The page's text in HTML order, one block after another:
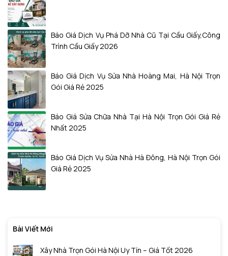
Bài Viết Mới
Xây Nhà Trọn Gói Hà Nội Uy Tín – Giá Tốt 2026
Báo Giá Dịch Vụ Phá Dỡ Nhà Cũ Tại Cầu Giấy,Công
Trình Cầu Giấy 2026
Báo Giá Dịch Vụ Sửa Nhà Hoàng Mai, Hà Nội Trọn
Gói Giá Rẻ 2025
Báo Giá Sửa Chữa Nhà Tại Hà Nội Trọn Gói Giá Rẻ
Nhất 2025
Báo Giá Dịch Vụ Sửa Nhà Hà Đông, Hà Nội Trọn Gói
Giá Rẻ 2025